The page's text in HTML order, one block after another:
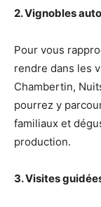
2. Vignobles
Pour vous
rendre dans les
Chambertin,
pourrez y
familiaux et
production.
3. Visites